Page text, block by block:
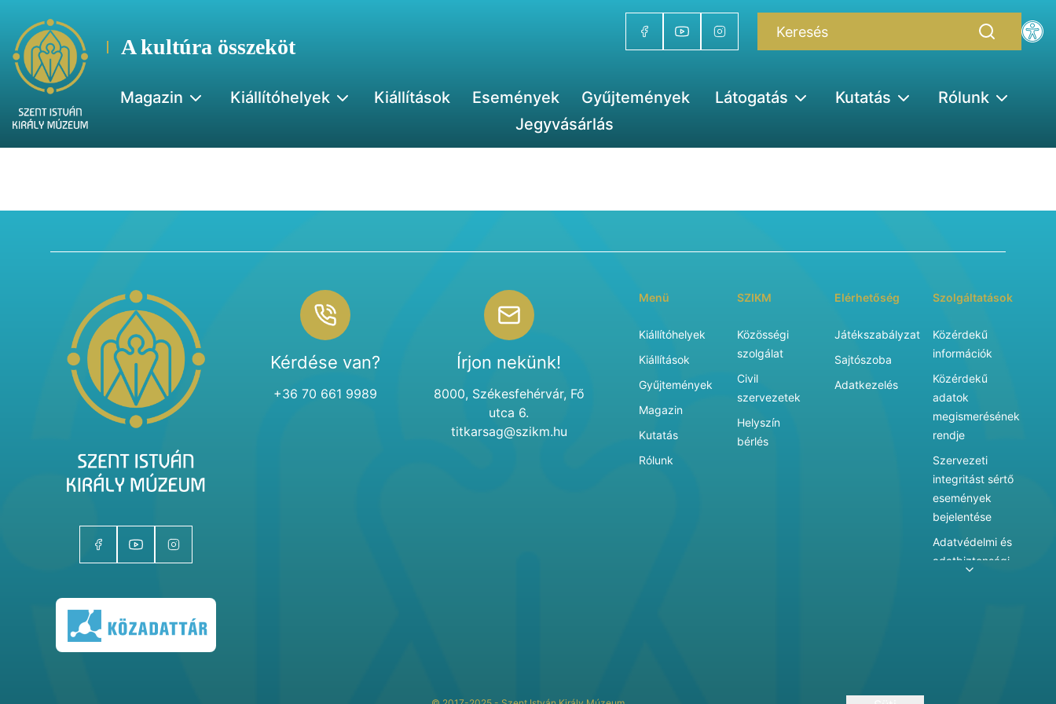
A kultúra összeköt
Magazin Kiállítóhelyek Kiállítások Események Gyűjtemények Látogatás Kutatás
Rólunk
Jegyvásárlás
Kérdése van?
+36 70 661 9989
Írjon nekünk!
8000, Székesfehérvár, Fő
utca 6.
titkarsag@szikm.hu
Menü
Kiállítóhelyek
Kiállítások
Gyűjtemények
Magazin
Kutatás
Rólunk
SZIKM
Közösségi
szolgálat
Civil
szervezetek
Helyszín
bérlés
Elérhetőség
Játékszabályzat
Sajtószoba
Adatkezelés
Szolgáltatások
Közérdekű
információk
Közérdekű
adatok
megismerésének
rendje
Szervezeti
integritást sértő
események
bejelentése
Adatvédelmi és
adatbiztonsági